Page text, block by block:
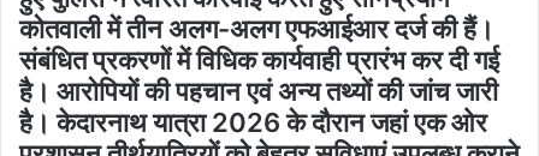
कोतवाली में तीन अलग-अलग एफआईआर दर्ज की हैं।
संबंधित प्रकरणों में विधिक कार्यवाही प्रारंभ कर दी गई
है। आरोपियों की पहचान एवं अन्य तथ्यों की जांच जारी
है। केदारनाथ यात्रा 2026 के दौरान जहां एक ओर